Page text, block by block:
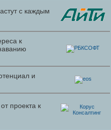
с каждым
к
и
проекта к